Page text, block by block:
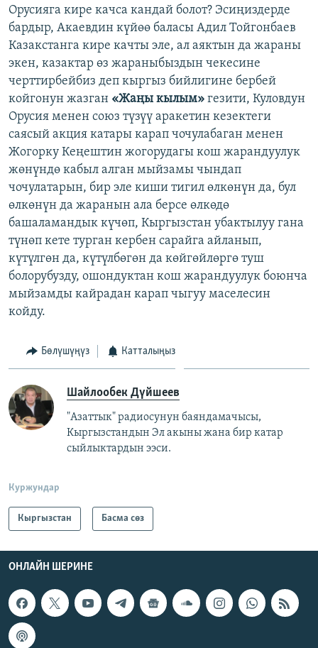
Орусияга кире качса кандай болот? Эсиңиздерде
бардыр, Акаевдин күйөө баласы Адил Тойгонбаев
Казакстанга кире качты эле, ал аяктын да жараны
экен, казактар өз жараныбыздын чекесине
черттирбейбиз деп кыргыз бийлигине бербей
койгонун жазган «Жаңы кылым» гезити, Куловдун
Орусия менен союз түзүү аракетин кезектеги
саясый акция катары карап чочулабаган менен
Жогорку Кеңештин жогорудагы кош жарандуулук
жөнүндө кабыл алган мыйзамы чындап
чочулатарын, бир эле киши тигил өлкөнүн да, бул
өлкөнүн да жаранын ала берсе өлкөдө
башаламандык күчөп, Кыргызстан убактылуу гана
түнөп кете турган кербен сарайга айланып,
күтүлгөн да, күтүлбөгөн да көйгөйлөргө туш
болорубузду, ошондуктан кош жарандуулук боюнча
мыйзамды кайрадан карап чыгуу маселесин
койду.
Бөлүшүңүз Катталыңыз
Шайлообек Дүйшеев
"Азаттык" радиосунун баяндамачысы,
Кыргызстандын Эл акыны жана бир катар
сыйлыктардын ээси.
Куржундар
Кыргызстан Басма сөз
ОНЛАЙН ШЕРИНЕ